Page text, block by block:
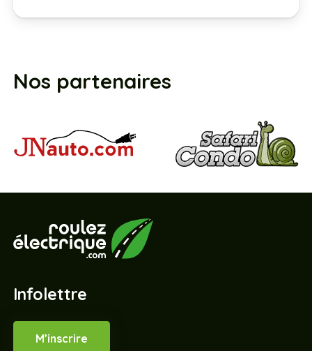
Nos partenaires
Infolettre
M’inscrire